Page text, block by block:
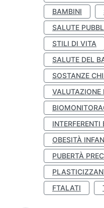
BAMBINI
SALUTE
STILI DI VITA
SALUTE DEL
SOSTANZE
VALUTAZIONE
INTERFERENTI
OBESITÀ
PUBERTÀ
FTALATI